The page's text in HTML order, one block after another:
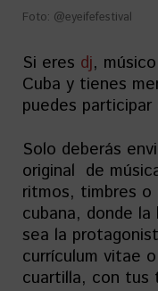
Foto: @eyeifefestival
Si eres dj,
Cuba y tienes
puedes participar
Solo deberás
original de
ritmos, timbres o
cubana, donde
sea la
currículum vitae
cuartilla, con